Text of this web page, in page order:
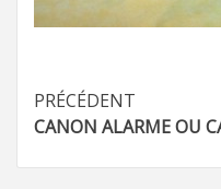
d’article
PRÉCÉDENT
CANON ALARME OU